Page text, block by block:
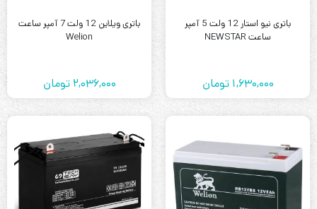
باتری نیو استار 12 ولت 5 آمپر
ساعت NEWSTAR
1,630,000 تومان
باتری ویلاین 12 ولت 7 آمپر ساعت
Welion
2,036,000 تومان